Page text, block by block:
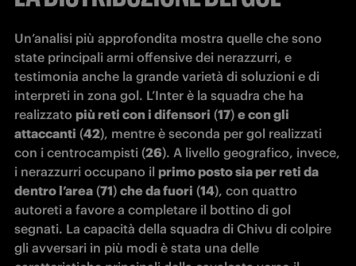
Un’analisi più approfondita mostra quelle che sono
state principali armi offensive dei nerazzurri, e
testimonia anche la grande varietà di soluzioni e di
interpreti in zona gol. L’Inter è la squadra che ha
realizzato più reti con i difensori (17) e con gli
attaccanti (42), mentre è seconda per gol realizzati
con i centrocampisti (26). A livello geografico, invece,
i nerazzurri occupano il primo posto sia per reti da
dentro l’area (71) che da fuori (14), con quattro
autoreti a favore a completare il bottino di gol
segnati. La capacità della squadra di Chivu di colpire
gli avversari in più modi è stata una delle